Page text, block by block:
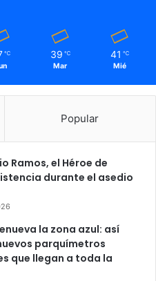
℃ 39 ℃
Mar
41 ℃
Mié
Popular
Ramos, el Héroe de
durante el asedio
la zona azul: así
parquímetros
que llegan a toda la